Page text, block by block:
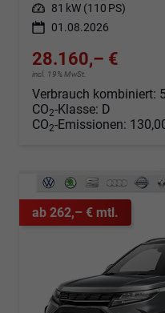
Leistung 81 kW (110 PS)
01.08.2026
28.160,– €
incl. 19% MwSt.
Verbrauch kombiniert:
CO2-Klasse: D
CO2-Emissionen:
ab 262,– € mtl.